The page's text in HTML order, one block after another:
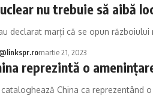
nu trebuie să aibă
declarat marți că se opun războiului
martie 21, 2023
reprezintă o
China ca reprezentând